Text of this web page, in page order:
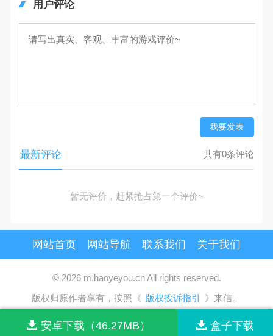
用户评论
我要发表
最新评论 共有0条评论
暂无评价，赶紧抢占第一个评价~
网站首页 网站导航 联系我们 关于我们
© 2026 m.haoyeyou.cn All rights reserved.
版权归原作者享有，按照《 版权投诉指引 》来信。
安卓下载（46.27MB） 盒子下载